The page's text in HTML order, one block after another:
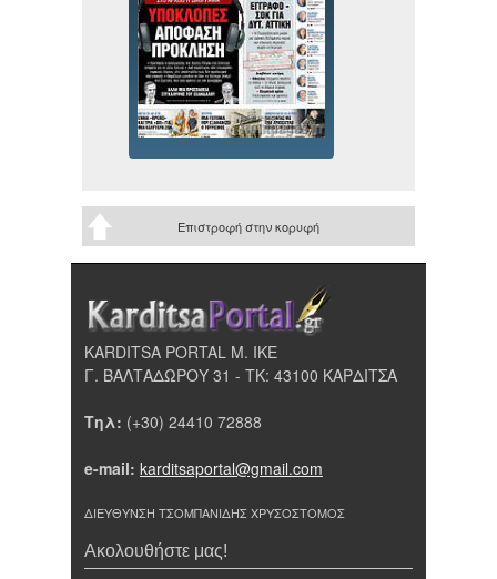
Επιστροφή στην κορυφή
KARDITSA PORTAL Μ. ΙΚΕ
Γ. ΒΑΛΤΑΔΩΡΟΥ 31 - ΤΚ: 43100 ΚΑΡΔΙΤΣΑ
Τηλ: (+30) 24410 72888
e-mail: karditsaportal@gmail.com
ΔΙΕΥΘΥΝΣΗ ΤΣΟΜΠΑΝΙΔΗΣ ΧΡΥΣΟΣΤΟΜΟΣ
Ακολουθήστε μας!